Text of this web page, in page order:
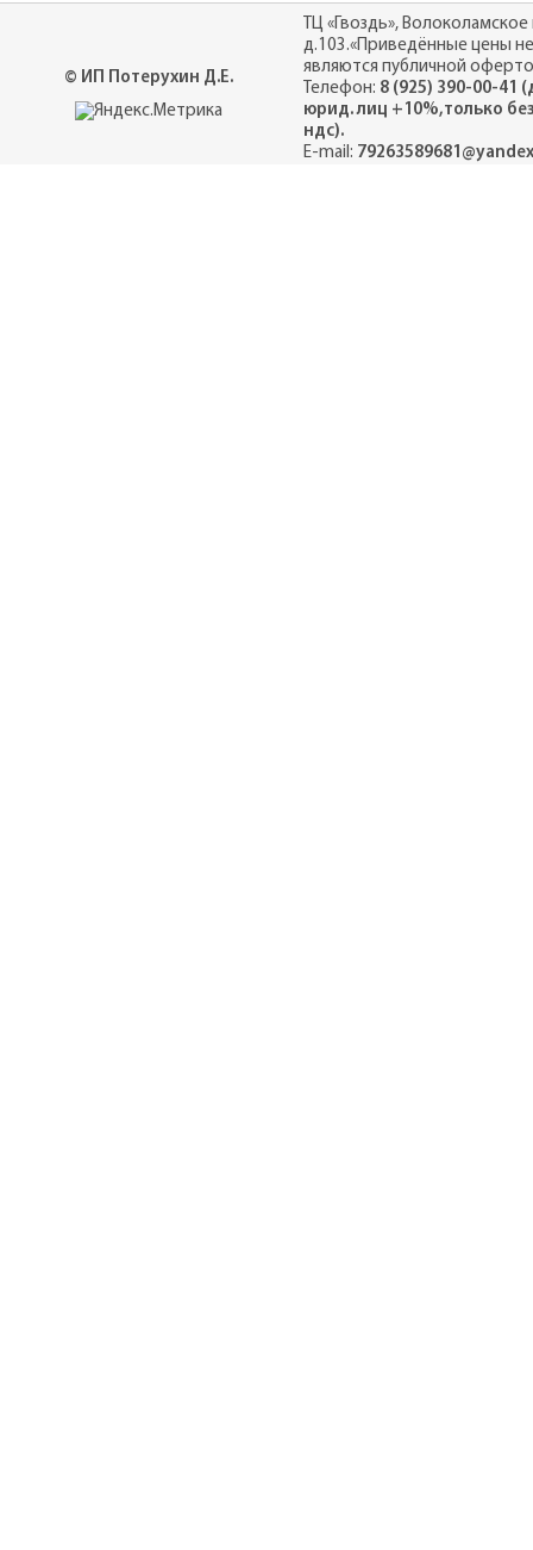
© ИП Потерухин Д.Е.
ТЦ «Гвоздь», Волоколамское
д.103.«Приведённые цены не
являются публичной
Телефон: 8 (925) 390-00-41
юрид. лиц +10%,только
ндс).
E-mail: